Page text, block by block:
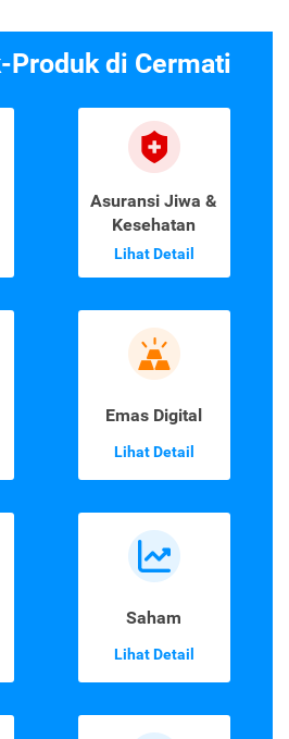
Produk di Cermati
Asuransi Jiwa &
Kesehatan
Lihat Detail
Emas Digital
Lihat Detail
Saham
Lihat Detail